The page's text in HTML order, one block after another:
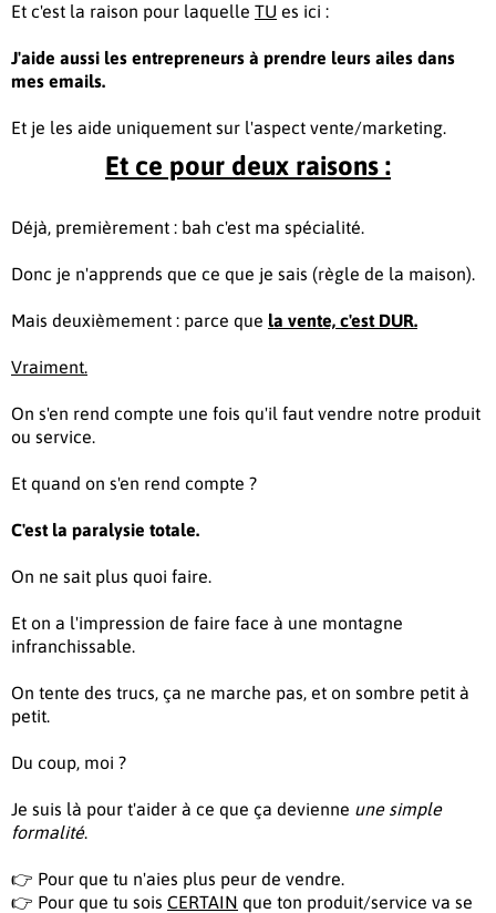
Et c'est la raison pour laquelle TU es ici :
J'aide aussi les entrepreneurs à prendre leurs ailes dans
mes emails.
Et je les aide uniquement sur l'aspect vente/marketing.
Et ce pour deux raisons :
Déjà, premièrement : bah c'est ma spécialité.
Donc je n'apprends que ce que je sais (règle de la maison).
Mais deuxièmement : parce que la vente, c'est DUR.
Vraiment.
On s'en rend compte une fois qu'il faut vendre notre produit
ou service.
Et quand on s'en rend compte ?
C'est la paralysie totale.
On ne sait plus quoi faire.
Et on a l'impression de faire face à une montagne
infranchissable.
On tente des trucs, ça ne marche pas, et on sombre petit à
petit.
Du coup, moi ?
Je suis là pour t'aider à ce que ça devienne une simple
formalité.
👉 Pour que tu n'aies plus peur de vendre.
👉 Pour que tu sois CERTAIN que ton produit/service va se